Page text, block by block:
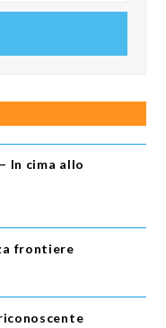
In cima allo
frontiere